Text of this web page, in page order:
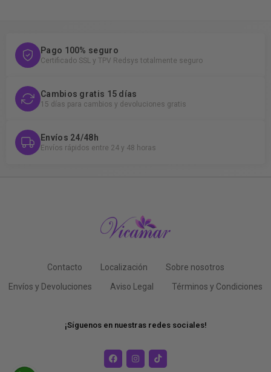
Pago 100% seguro
Certificado SSL y TPV Redsys totalmente seguro
Cambios gratis 15 días
15 días para cambios y devoluciones gratis
Envíos 24/48h
Envíos rápidos entre 24 y 48 horas
Contacto Localización
Sobre nosotros
Envíos y Devoluciones
Aviso Legal Términos y Condiciones
¡Síguenos en nuestras redes sociales!